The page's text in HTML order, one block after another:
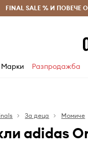
и връщане за поръчки над
FINAL SALE % И
Марки Разпродажба
За деца Момиче
adidas